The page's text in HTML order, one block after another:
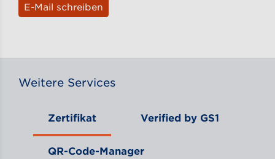
E-Mail schreiben
Weitere Services
Zertifikat Verified by GS1
QR-Code-Manager